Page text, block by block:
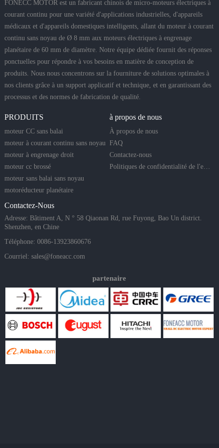
FONECC MOTOR est un fabricant chinois de micro-moteurs électriques à
courant continu pour une variété d'applications industrielles, d'appareils
médicaux et d'appareils domestiques intelligents, allant du moteur à courant
continu sans noyau de Ø 8 mm aux moteurs électriques à engrenage
planétaire de 60 mm de diamètre. Notre équipe dédiée fournit des réponses
ponctuelles pour répondre à vos besoins en matière de conception de
produits. Nous nous concentrons sur la fourniture de solutions optimales à
nos clients grâce à un support applicatif et technique, et en garantissant des
processus et des normes de fabrication de qualité.
PRODUITS
moteur CC sans balai
moteur à courant continu sans noyau
moteur à engrenage droit
moteur cc brossé
moteur sans balai sans noyau
motoréducteur planétaire
à propos de nous
À propos de nous
FAQ
Contactez-nous
Politiques de confidentialité de l'entreprise
Contactez-Nous
Adresse: Bâtiment A, N ° 58 Qiaonan Rd, rue Fuyong, Bao Un district.
Shenzhen, en Chine
Téléphone: 0086-13923860676
Courriel: sales@foneacc.com
partenaire